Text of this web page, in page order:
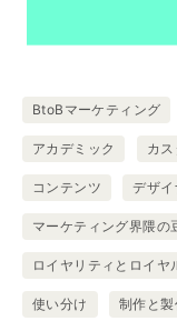
BtoBマーケティング
アカデミック カ
コンテンツ デザ
マーケティング界隈の
ロイヤリティとロイヤ
使い分け 制作と